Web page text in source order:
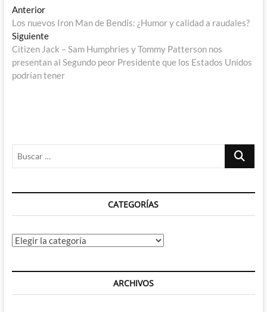
Navegación
de
entradas
AnteriorEntrada
anterior:
Los nuevos Iron Man de Bendis: ¿Humor y calidad a raudales?
SiguienteEntrada
siguiente:
Citizen Jack – Sam Humphries y Tommy Patterson nos
presentan al Segundo peor Presidente que los Estados Unidos
podrían tener
Buscar
CATEGORÍAS
Categorías
ARCHIVOS